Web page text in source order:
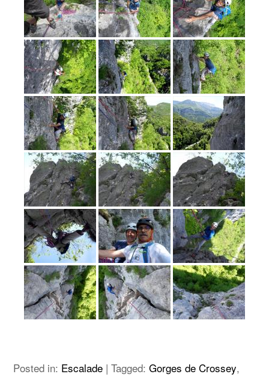
Posted in: Escalade |Tagged:Gorges de Crossey,